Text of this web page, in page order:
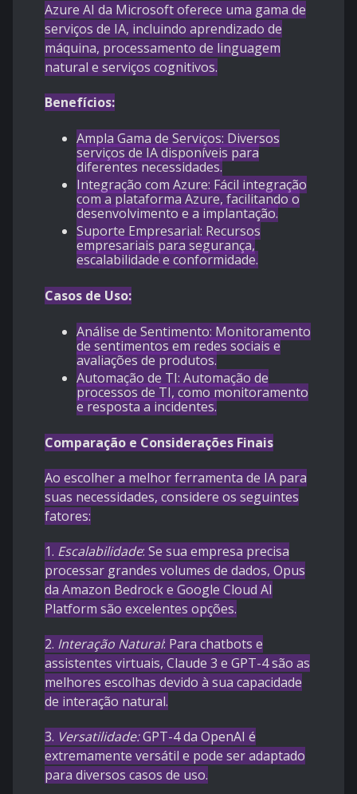
Azure AI da Microsoft oferece uma gama de
serviços de IA, incluindo aprendizado de
máquina, processamento de linguagem
natural e serviços cognitivos.
Benefícios:
Ampla Gama de Serviços: Diversos
serviços de IA disponíveis para
diferentes necessidades.
Integração com Azure: Fácil integração
com a plataforma Azure, facilitando o
desenvolvimento e a implantação.
Suporte Empresarial: Recursos
empresariais para segurança,
escalabilidade e conformidade.
Casos de Uso:
Análise de Sentimento: Monitoramento
de sentimentos em redes sociais e
avaliações de produtos.
Automação de TI: Automação de
processos de TI, como monitoramento
e resposta a incidentes.
Comparação e Considerações Finais
Ao escolher a melhor ferramenta de IA para
suas necessidades, considere os seguintes
fatores:
1. Escalabilidade: Se sua empresa precisa
processar grandes volumes de dados, Opus
da Amazon Bedrock e Google Cloud AI
Platform são excelentes opções.
2. Interação Natural: Para chatbots e
assistentes virtuais, Claude 3 e GPT-4 são as
melhores escolhas devido à sua capacidade
de interação natural.
3. Versatilidade:GPT-4 da OpenAI é
extremamente versátil e pode ser adaptado
para diversos casos de uso.